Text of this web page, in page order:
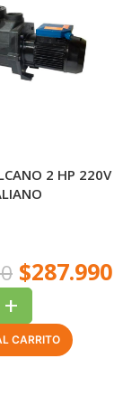
2 HP 220V
$287.990
+
CARRITO